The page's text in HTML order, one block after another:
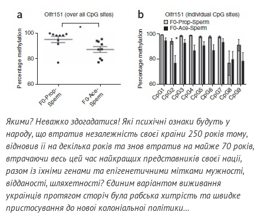
Якими? Неважко здогадатися! Які психічні ознаки будуть у
народу, що втратив незалежність своєї країни 250 років тому,
відновив її на декілька років та знов втратив на майже 70 років,
втрачаючи весь цей час найкращих представників своєї нації,
разом із їхніми генами та епігенетичними мітками мужності,
відданості, шляхетності? Єдиним варіантом виживання
українців протягом сторіч була рабська хитрість та швидке
пристосування до нової колоніальної політики…